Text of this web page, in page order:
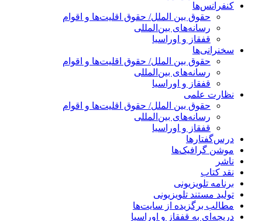
کنفرانس‌ها
حقوق بین الملل/ حقوق اقلیت‌ها و اقوام
رسانه‌های بین‌المللی
قفقاز و اوراسیا
سخنرانی‌ها
حقوق بین الملل/ حقوق اقلیت‌ها و اقوام
رسانه‌های بین‌المللی
قفقاز و اوراسیا
نظارت علمی
حقوق بین الملل/ حقوق اقلیت‌ها و اقوام
رسانه‌های بین‌المللی
قفقاز و اوراسیا
درس‌گفتارها
موشن گرافیک‌ها
ناشر
نقد کتاب
برنامه‌ تلویزیونی
تولید مستند تلویزیونی
مطالب برگزیده از سایت‌ها
دریچه‌ای به قفقاز و اوراسیا